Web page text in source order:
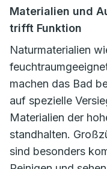
Materialien und
trifft Funktion
Naturmaterialien
machen das Bad
auf spezielle
Materialien der
standhalten.
sind besonders